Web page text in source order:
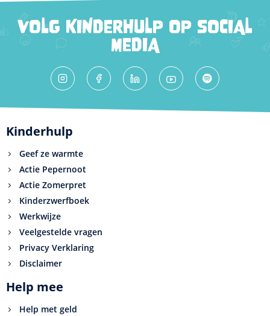
VOLG KINDERHULP OP SOCIAL
MEDIA
Kinderhulp
Geef ze warmte
Actie Pepernoot
Actie Zomerpret
Kinderzwerfboek
Werkwijze
Veelgestelde vragen
Privacy Verklaring
Disclaimer
Help mee
Help met geld